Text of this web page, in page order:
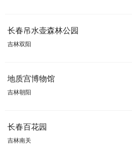
长春吊水壶森林公园
吉林双阳
地质宫博物馆
吉林朝阳
长春百花园
吉林南关